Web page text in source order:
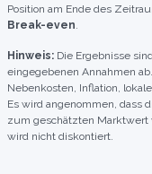
Position am Ende des
Break-even.
Hinweis: Die Ergebnisse
eingegebenen Annahmen
Nebenkosten, Inflation,
Es wird angenommen, dass
zum geschätzten
wird nicht diskontiert.